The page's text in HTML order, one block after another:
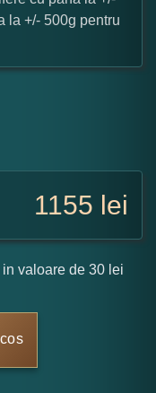
la +/- 500g pentru
1155 lei
in valoare de 30 lei